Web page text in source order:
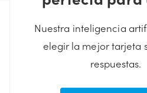
Nuestra inteligencia
elegir la mejor tarjeta
respuestas.